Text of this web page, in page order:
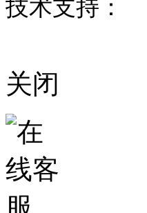
技术支持：
关闭